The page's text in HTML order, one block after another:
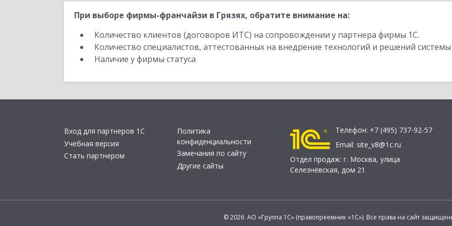
При выборе фирмы-франчайзи в Грязях, обратите внимание на:
Количество клиентов (договоров ИТС) на сопровождении у партнера фирмы 1С.
Количество специалистов, аттестованных на внедрение технологий и решений
Наличие у фирмы статуса
Вход для партнеров 1С
Учебная версия
Стать партнером
Политика
конфиденциальности
Замечания по сайту
Другие сайты
Телефон: +7 (495) 737-92-57
Email: site_v8@1c.ru
Отдел продаж: г. Москва, улица
Селезнёвская, дом 21
© 2026 АО «Группа 1С» (правопреемник «1С»). Все права на сайт